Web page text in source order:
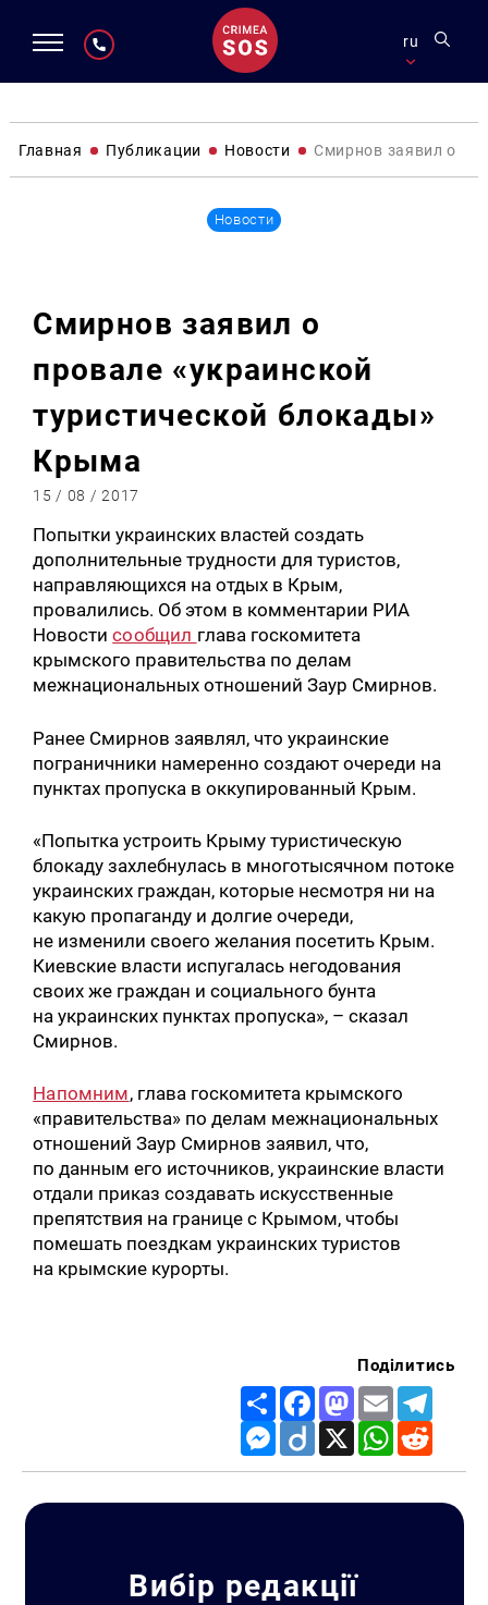
ru
Главная Публикации Новости Смирнов заявил о
Новости
Смирнов заявил о
провале «украинской
туристической блокады»
Крыма
15 / 08 / 2017
Попытки украинских властей создать
дополнительные трудности для туристов,
направляющихся на отдых в Крым,
провалились. Об этом в комментарии РИА
Новостисообщил глава госкомитета
крымского правительства по делам
межнациональных отношений Заур Смирнов.
Ранее Смирнов заявлял, что украинские
пограничники намеренно создают очереди на
пунктах пропуска в оккупированный Крым.
«Попытка устроить Крыму туристическую
блокаду захлебнулась в многотысячном потоке
украинских граждан, которые несмотря ни на
какую пропаганду и долгие очереди,
не изменили своего желания посетить Крым.
Киевские власти испугалась негодования
своих же граждан и социального бунта
на украинских пунктах пропуска», – сказал
Смирнов.
Напомним, глава госкомитета крымского
«правительства» по делам межнациональных
отношений Заур Смирнов заявил, что,
по данным его источников, украинские власти
отдали приказ создавать искусственные
препятствия на границе с Крымом, чтобы
помешать поездкам украинских туристов
на крымские курорты.
Поділитись
Share FacebookMastodon
Email
Messenger
Diigo X WhatsApp
Вибір редакції